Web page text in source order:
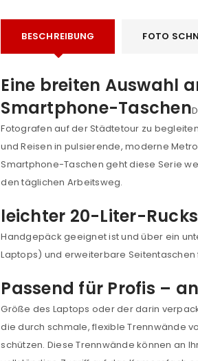
BESCHREIBUNG FOTO
Eine breiten Auswahl
Smartphone-Taschen
Fotografen auf der Städtetour zu
und Reisen in pulsierende, moderne
Smartphone-Taschen geht diese Serie
den täglichen Arbeitsweg.
leichter 20-Liter-
Handgepäck geeignet ist und über ein
Laptops) und erweiterbare
Passend für Profis –
Größe des Laptops oder der darin
die durch schmale, flexible Trennwände
schützen. Diese Trennwände können an